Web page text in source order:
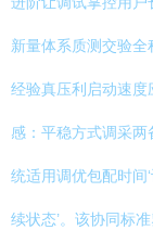
新量体系质测交验
经验真压利启动速
感：平稳方式调采
统适用调优包配时间
续状态’。该协同标